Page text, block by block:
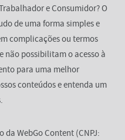
e Consumidor? O
de uma forma simples e
complicações ou termos
não possibilitam o acesso à
para uma melhor
conteúdos e entenda um
da WebGo Content (CNPJ: